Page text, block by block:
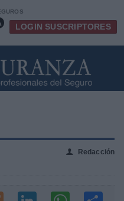
LOGIN SUSCRIPTORES
👤 Redacción